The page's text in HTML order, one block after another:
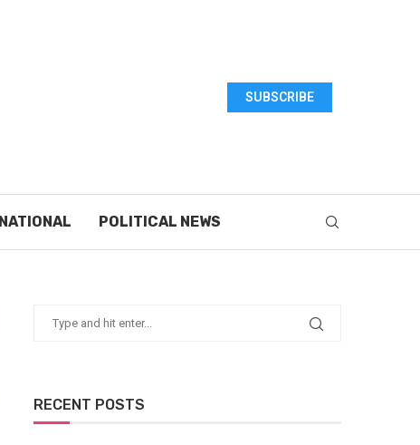
SUBSCRIBE
NATIONAL POLITICAL NEWS
RECENT POSTS